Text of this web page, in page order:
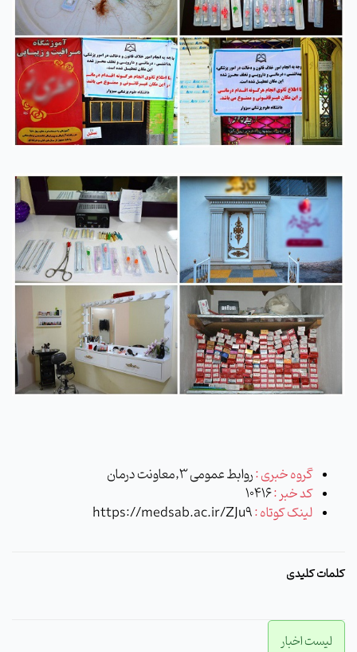
گروه خبری :روابط عمومی 3,معاونت درمان
کد خبر :10416
لینک کوتاه :https://medsab.ac.ir/ZJu9
کلمات کلیدی
لیست اخبار